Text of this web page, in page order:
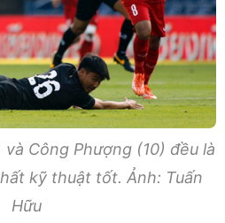
Công Phượng (10) đều là
kỹ thuật tốt. Ảnh: Tuấn
Hữu